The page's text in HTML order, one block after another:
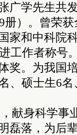
广学先生共
册）。曾荣
家和中科院
工作者称号
奖。为我国
、硕士生6
献身科学事
磊落，为后